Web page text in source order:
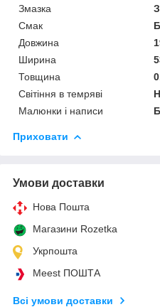
Змазка
Смак
Довжина
Ширина
Товщина
Світіння в темряві
Малюнки і написи
Приховати
Умови доставки
Нова Пошта
Магазини Rozetka
Укрпошта
Meest ПОШТА
Всі умови доставки